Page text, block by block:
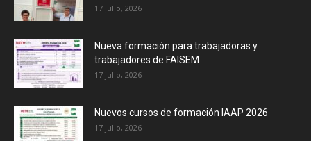
17 julio, 2026
Nueva formación para trabajadoras y
trabajadores de FAISEM
17 julio, 2026
Nuevos cursos de formación IAAP 2026
17 julio, 2026